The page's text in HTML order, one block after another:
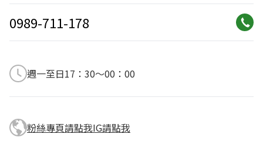
0989-711-178
週一至日17：30～00：00
粉絲專頁請點我IG請點我